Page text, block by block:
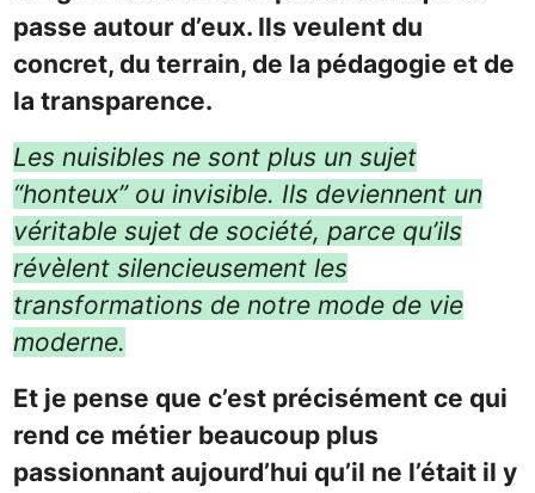
passe autour d’eux. Ils veulent du
concret, du terrain, de la pédagogie et de
la transparence.
Les nuisibles ne sont plus un sujet
“honteux” ou invisible. Ils deviennent un
véritable sujet de société, parce qu’ils
révèlent silencieusement les
transformations de notre mode de vie
moderne.
Et je pense que c’est précisément ce qui
rend ce métier beaucoup plus
passionnant aujourd’hui qu’il ne l’était il y